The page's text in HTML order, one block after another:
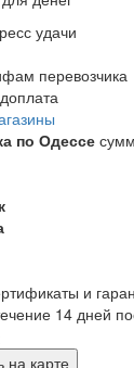
удачи
перевозчика
по Одессе
и
14 дней
на карте